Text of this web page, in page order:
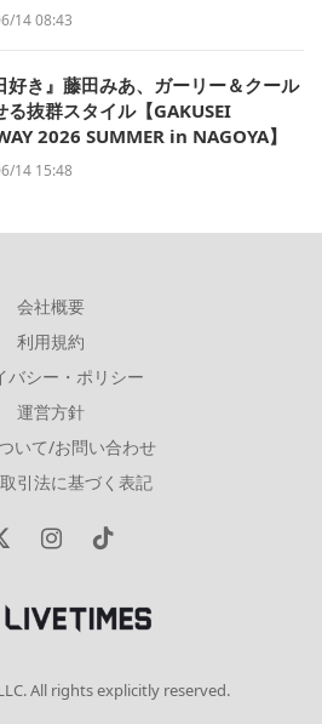
14 08:43
好き』藤田みあ、ガーリー＆クール
る抜群スタイル【GAKUSEI
2026 SUMMER in NAGOYA】
14 15:48
会社概要
利用規約
バシー・ポリシー
運営方針
いて/お問い合わせ
引法に基づく表記
InstagramTikTok
All rights explicitly reserved.